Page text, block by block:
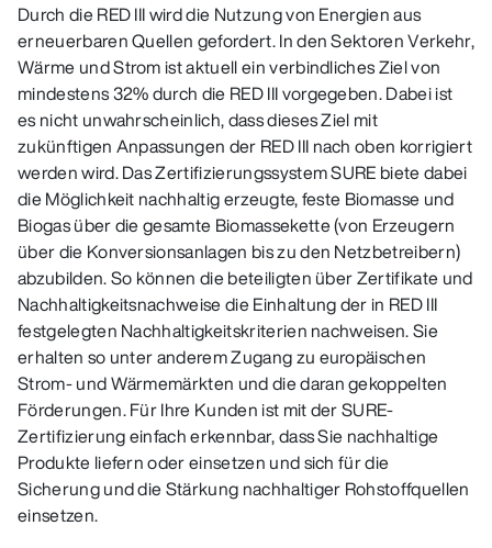
Durch die RED III wird die Nutzung von Energien aus
erneuerbaren Quellen gefordert. In den Sektoren Verkehr,
Wärme und Strom ist aktuell ein verbindliches Ziel von
mindestens 32% durch die RED III vorgegeben. Dabei ist
es nicht unwahrscheinlich, dass dieses Ziel mit
zukünftigen Anpassungen der RED III nach oben korrigiert
werden wird. Das Zertifizierungssystem SURE biete dabei
die Möglichkeit nachhaltig erzeugte, feste Biomasse und
Biogas über die gesamte Biomassekette (von Erzeugern
über die Konversionsanlagen bis zu den Netzbetreibern)
abzubilden. So können die beteiligten über Zertifikate und
Nachhaltigkeitsnachweise die Einhaltung der in RED III
festgelegten Nachhaltigkeitskriterien nachweisen. Sie
erhalten so unter anderem Zugang zu europäischen
Strom- und Wärmemärkten und die daran gekoppelten
Förderungen. Für Ihre Kunden ist mit der SURE-
Zertifizierung einfach erkennbar, dass Sie nachhaltige
Produkte liefern oder einsetzen und sich für die
Sicherung und die Stärkung nachhaltiger Rohstoffquellen
einsetzen.